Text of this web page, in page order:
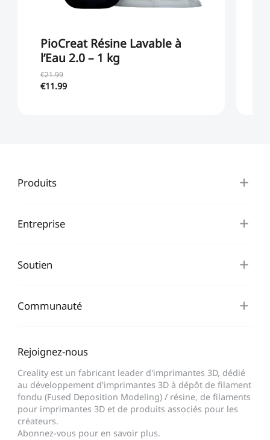
PioCreat Résine Lavable à
l’Eau 2.0 – 1 kg
€21.99
€11.99
Produits
Entreprise
Soutien
Communauté
Rejoignez-nous
Creality est un fabricant leader d'imprimantes 3D, dédié
au développement d'imprimantes 3D à dépôt de filament
fondu (Fused Deposition Modeling) / résine, de filaments
pour imprimantes 3D et de produits associés pour les
créateurs.
Abonnez-vous pour en savoir plus.